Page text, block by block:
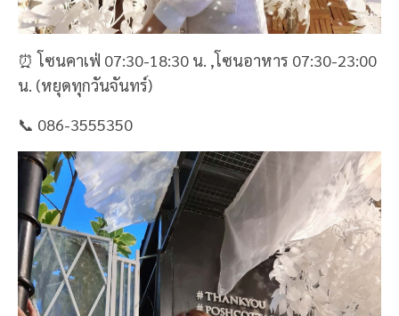
⏰ โซนคาเฟ่ 07:30-18:30 น. ,โซนอาหาร 07:30-23:00
น. (หยุดทุกวันจันทร์)
📞 086-3555350